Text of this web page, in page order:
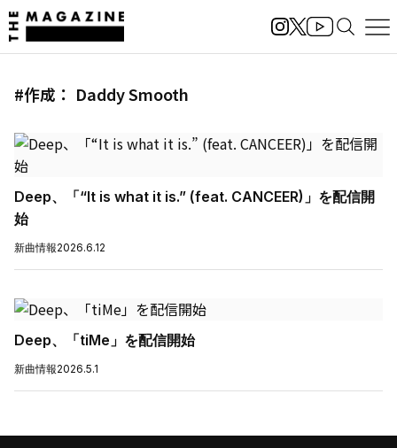
#作成： Daddy Smooth
Deep、「“It is what it is.” (feat. CANCEER)」を配信開
始
新曲情報2026.6.12
Deep、「tiMe」を配信開始
新曲情報2026.5.1